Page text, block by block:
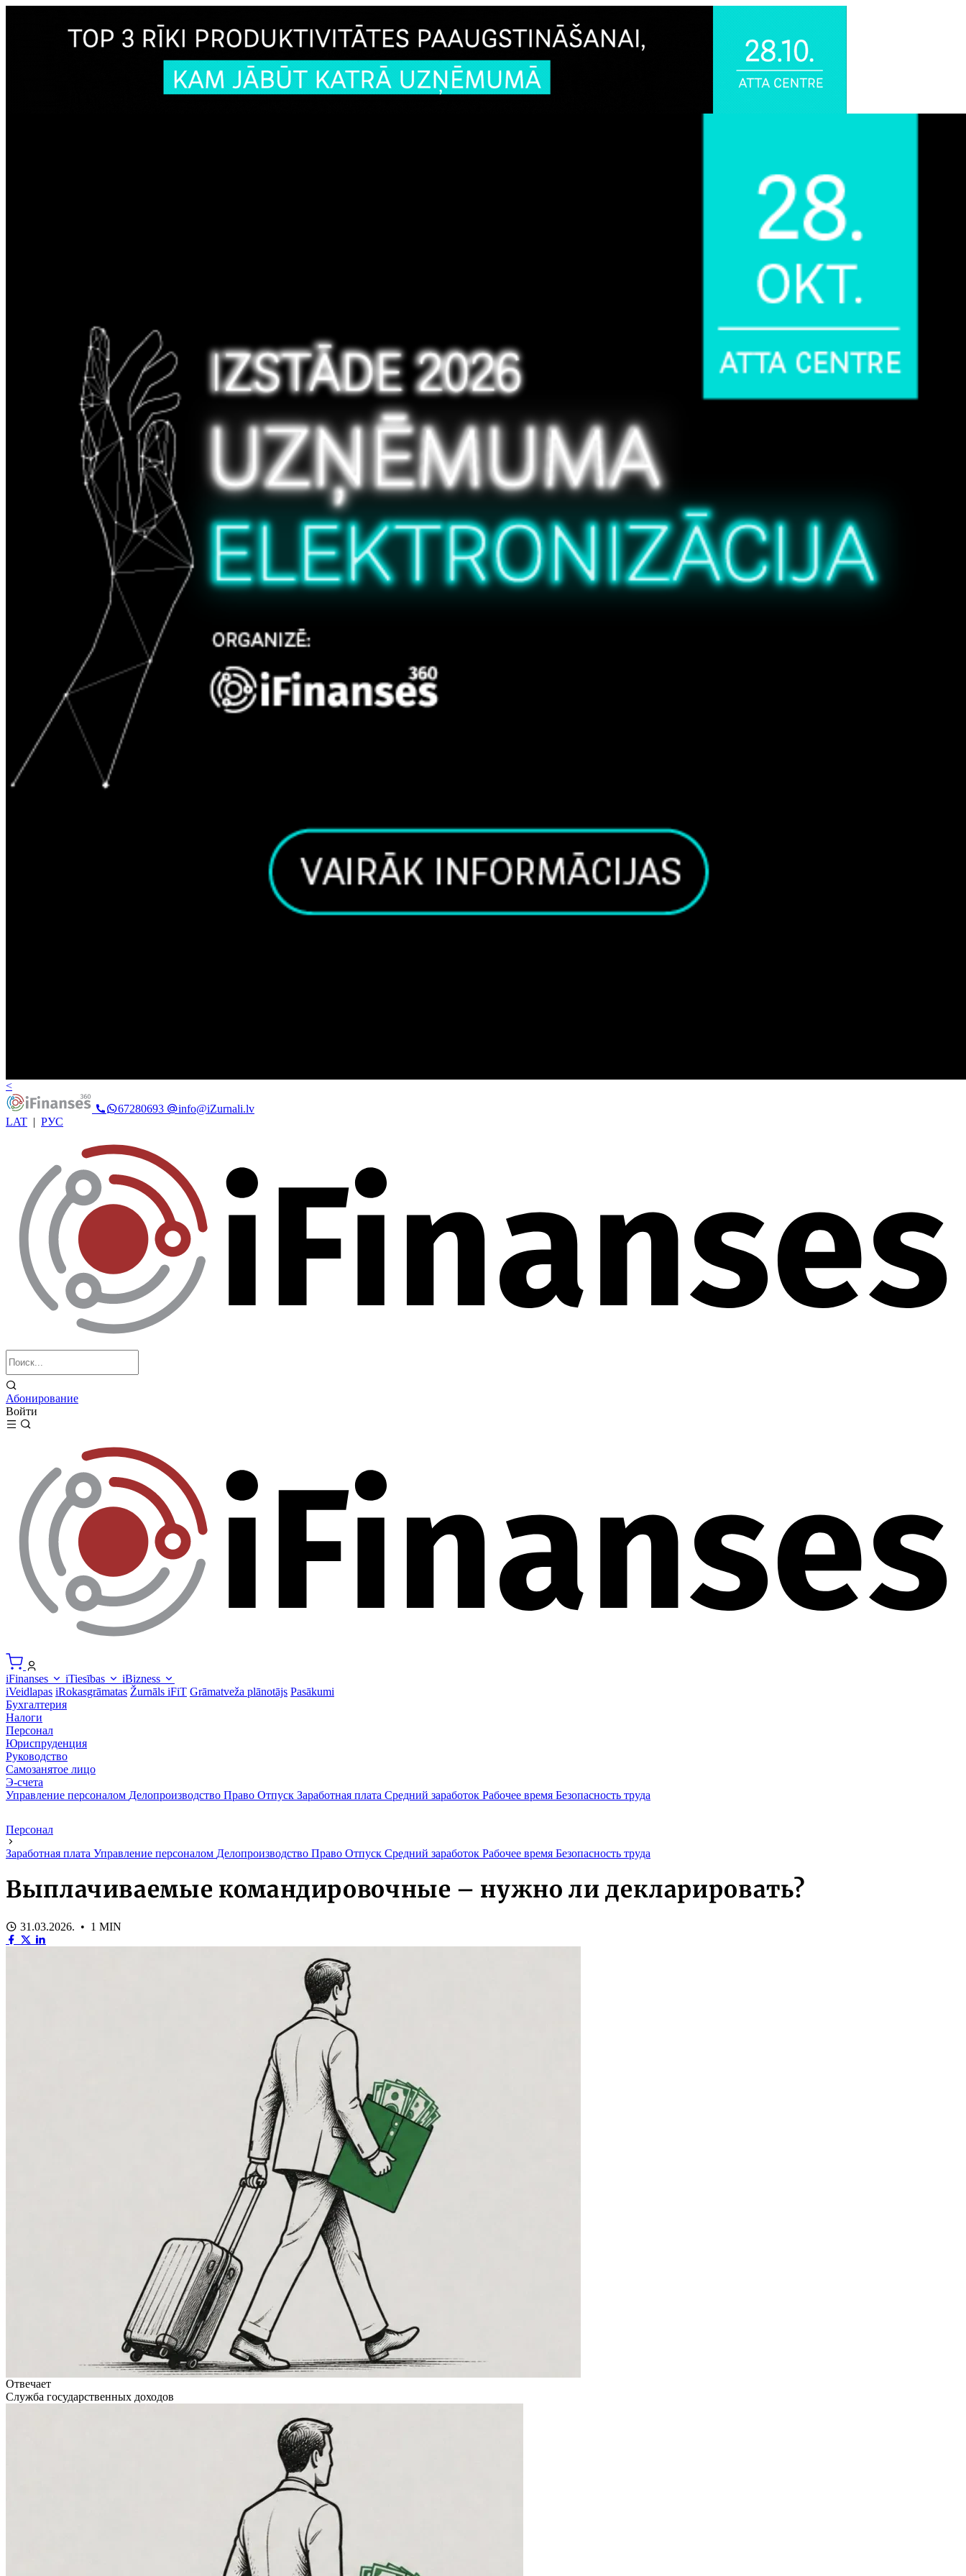
<
67280693
info@iZurnali.lv
LAT | РУС
Абонирование
Войти
iFinanses iTiesības
iBizness
iVeidlapas iRokasgrāmatas Žurnāls iFiT Grāmatveža plānotājs Pasākumi
Бухгалтерия
Налоги
Персонал
Юриспруденция
Руководство
Самозанятое лицо
Э-счета
Управление персоналом Делопроизводство Право Отпуск Заработная плата Средний заработок Рабочее время Безопасность труда
Персонал
Заработная плата Управление персоналом Делопроизводство Право Отпуск Средний заработок Рабочее время Безопасность труда
Выплачиваемые командировочные – нужно ли декларировать?
31.03.2026. • 1 MIN
Отвечает
Служба государственных доходов